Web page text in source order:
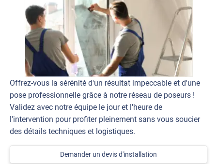
Offrez-vous la sérénité d'un résultat impeccable et d'une
pose professionnelle grâce à notre réseau de poseurs !
Validez avec notre équipe le jour et l'heure de
l'intervention pour profiter pleinement sans vous soucier
des détails techniques et logistiques.
Demander un devis d'installation